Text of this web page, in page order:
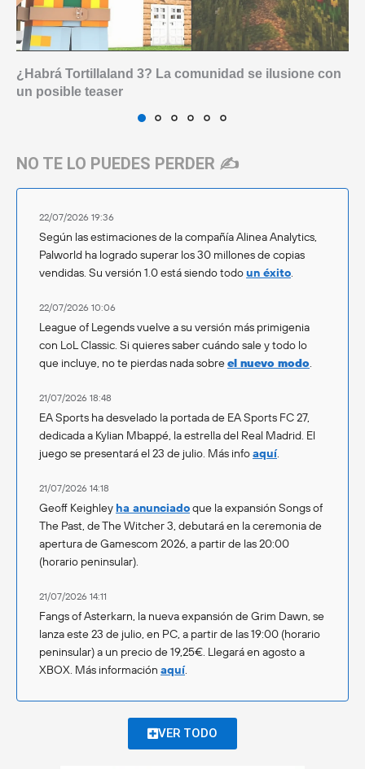
¿Habrá Tortillaland 3? La comunidad se ilusione con
un posible teaser
NO TE LO PUEDES PERDER ✍️
22/07/2026 19:36
Según las estimaciones de la compañía Alinea Analytics,
Palworld ha logrado superar los 30 millones de copias
vendidas. Su versión 1.0 está siendo todoun éxito.
22/07/2026 10:06
League of Legends vuelve a su versión más primigenia
con LoL Classic. Si quieres saber cuándo sale y todo lo
que incluye, no te pierdas nada sobreel nuevo modo.
21/07/2026 18:48
EA Sports ha desvelado la portada de EA Sports FC 27,
dedicada a Kylian Mbappé, la estrella del Real Madrid. El
juego se presentará el 23 de julio. Más infoaquí.
21/07/2026 14:18
Geoff Keighley ha anunciadoque la expansión Songs of
The Past, de The Witcher 3, debutará en la ceremonia de
apertura de Gamescom 2026, a partir de las 20:00
(horario peninsular).
21/07/2026 14:11
Fangs of Asterkarn, la nueva expansión de Grim Dawn, se
lanza este 23 de julio, en PC, a partir de las 19:00 (horario
peninsular) a un precio de 19,25€. Llegará en agosto a
XBOX. Más información aquí.
VER TODO